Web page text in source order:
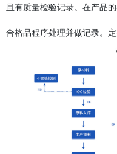
且有质量检验记录。在产品
合格品程序处理并做记录。